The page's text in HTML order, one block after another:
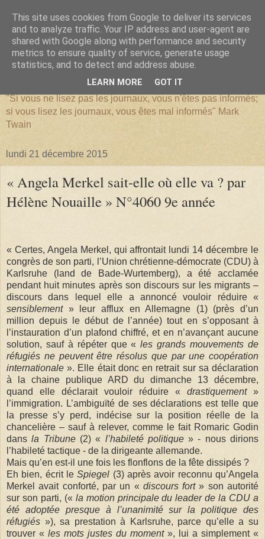
SERIATIM
"Si vous ne lisez pas les journaux, vous n'êtes pas informés;
si vous lisez les journaux, vous êtes mal informés" Mark
Twain
lundi 21 décembre 2015
« Angela Merkel sait-elle où elle va ? par
Hélène Nouaille » N°4060 9e année
« Certes, Angela Merkel, qui affrontait lundi 14 décembre le
congrès de son parti, l’Union chrétienne-démocrate (CDU) à
Karlsruhe (land de Bade-Wurtemberg), a été acclamée
pendant huit minutes après son discours sur les migrants –
discours dans lequel elle a annoncé vouloir réduire «
sensiblement» leur afflux en Allemagne (1) (près d’un
million depuis le début de l’année) tout en s’opposant à
l’instauration d’un plafond chiffré, et en n’avançant aucune
solution, sauf à répéter que «les grands mouvements de
réfugiés ne peuvent être résolus que par une coopération
internationale ». Elle était donc en retrait sur sa déclaration
à la chaine publique ARD du dimanche 13 décembre,
quand elle déclarait vouloir réduire « drastiquement»
l’immigration. L’ambiguïté de ses déclarations est telle que
la presse s’y perd, indécise sur la position réelle de la
chancelière – sauf à relever, comme le fait Romaric Godin
dansla Tribune(2) « l’habileté politique» - nous dirions
l’habileté tactique - de la dirigeante allemande.
Mais qu’en est-il une fois les flonflons de la fête dissipés ?
Eh bien, écrit leSpiegel (3) après avoir reconnu qu’Angela
Merkel avait conforté, par un « discours fort» son autorité
sur son parti, (« la motion principale du leader de la CDU a
été adoptée presque à l’unanimité sur la politique des
réfugiés »), sa prestation à Karlsruhe, parce qu’elle a su
trouver « les mots justes du moment», lui a simplement «
This site uses cookies from Google to deliver its services
and to analyze traffic. Your IP address and user-agent are
shared with Google along with performance and security
metrics to ensure quality of service, generate usage
statistics, and to detect and address abuse.
LEARN MORE GOT IT